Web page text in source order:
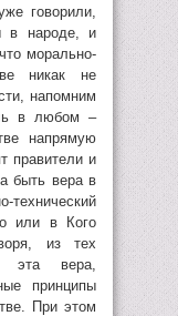
говорили,
в народе, и
морально-
никак не
напомним
в любом –
напрямую
правители и
быть вера в
или в Кого
из тех
эта вера,
принципы
При этом